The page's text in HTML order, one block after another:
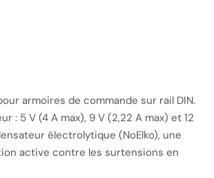
armoires de commande sur rail DIN.
: 5 V (4 A max), 9 V (2,22 A max) et 12
électrolytique (NoElko), une
active contre les surtensions en